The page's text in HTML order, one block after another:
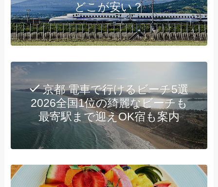
どこが安い？
京都 電車で行けるビーチ5選
2026全国1位の綺麗なビーチも
最寄駅まで迎えOK宿も案内